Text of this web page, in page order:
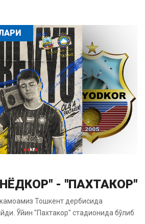
- "ПАХТАКОР"
Тошкент дербисида
Ўйин "Пахтакор" стадионида бўлиб